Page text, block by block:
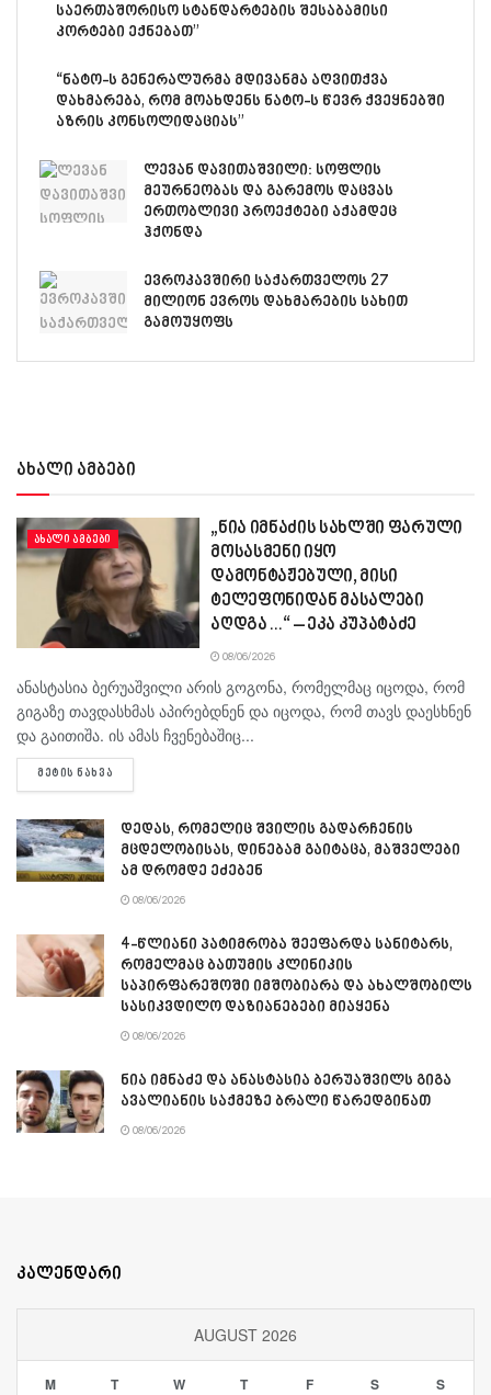
საერთაშორისო სტანდარტების შესაბამისი
კორტები ექნებათ”
“ნატო-ს გენერალურმა მდივანმა აღვითქვა
დახმარება, რომ მოახდენს ნატო-ს წევრ ქვეყნებში
აზრის კონსოლიდაციას”
ლევან დავითაშვილი: სოფლის
მეურნეობას და გარემოს დაცვას
ერთობლივი პროექტები აქამდეც
ჰქონდა
ევროკავშირი საქართველოს 27
მილიონ ევროს დახმარების სახით
გამოუყოფს
ახალი ამბები
ᲐᲮᲐᲚᲘ ᲐᲛᲑᲔᲑᲘ
„ნია იმნაძის სახლში ფარული
მოსასმენი იყო
დამონტაჟებული, მისი
ტელეფონიდან მასალები
აღდგა…“ – ეკა კუპატაძე
08/06/2026
ანასტასია ბერუაშვილი არის გოგონა, რომელმაც იცოდა, რომ
გიგაზე თავდასხმას აპირებდნენ და იცოდა, რომ თავს დაესხნენ
და გაითიშა. ის ამას ჩვენებაშიც...
ᲛᲔᲢᲘᲡ ᲜᲐᲮᲕᲐ
დედას, რომელიც შვილის გადარჩენის
მცდელობისას, დინებამ გაიტაცა, მაშველები
ამ დრომდე ეძებენ
08/06/2026
4-წლიანი პატიმრობა შეეფარდა სანიტარს,
რომელმაც ბათუმის კლინიკის
საპირფარეშოში იმშობიარა და ახალშობილს
სასიკვდილო დაზიანებები მიაყენა
08/06/2026
ნია იმნაძე და ანასტასია ბერუაშვილს გიგა
ავალიანის საქმეზე ბრალი წარედგინათ
08/06/2026
კალენდარი
AUGUST 2026
M T W T F S S